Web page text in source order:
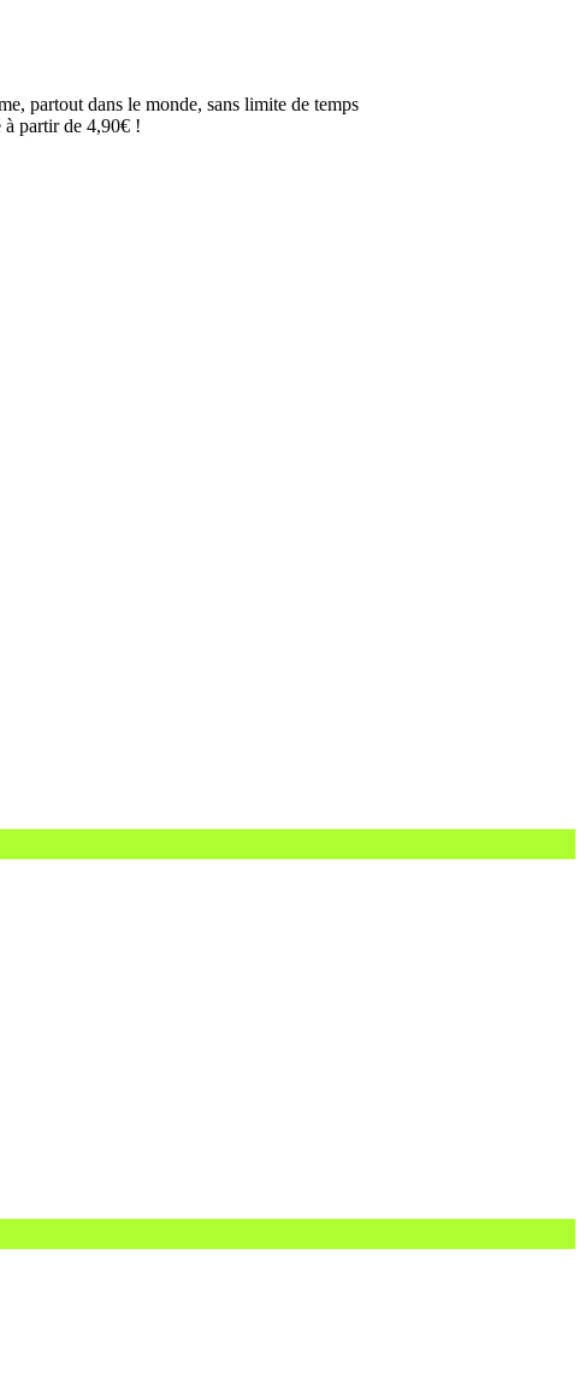
partout dans le monde, sans limite de temps
partir de 4,90€ !